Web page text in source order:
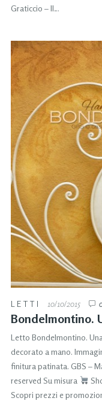
Graticcio – Il…
LETTI 10/10/2015
Bondelmontino.
Letto Bondelmontino.
decorato a mano.
finitura patinata. GBS –
reserved Su misura
Scopri prezzi e